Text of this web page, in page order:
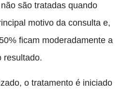
são tratadas quando
motivo da consulta e,
ficam moderadamente a
resultado.
o tratamento é iniciado